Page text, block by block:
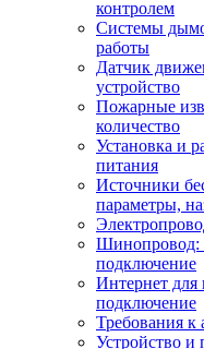
контролем
Системы
работы
Датчик
устройство
Пожарные
количество
Установка и
питания
Источники
параметры,
Шинопровод:
подключение
Интернет для
подключение
Требования
Устройство